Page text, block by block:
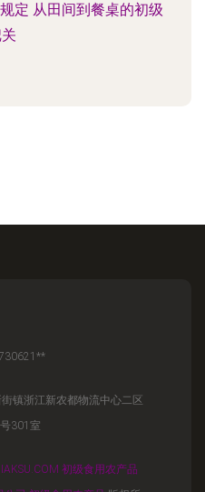
定 从田间到餐桌的初级
镇浙江新农都物流中心二区
301室
初级食用农产品